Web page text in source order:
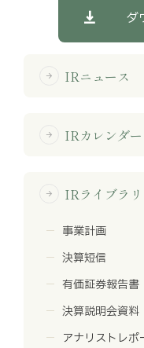
ダ
arrow_forward IRニュース
arrow_forward IRカレンダー
arrow_forward IRライブラリ
事業計画
決算短信
有価証券報告書
決算説明会資料
アナリストレポ